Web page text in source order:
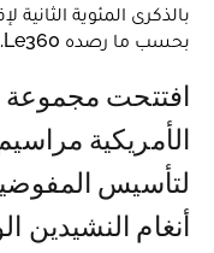
بالذكرى المئوية
بحسب ما رصده Le360.
الأمريكية
لتأسيس
أنغام النشيدين